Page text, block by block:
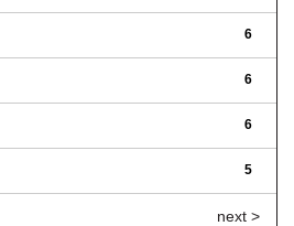
6
6
6
5
next >